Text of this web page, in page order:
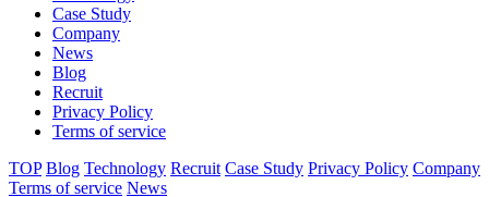
Case Study
Company
News
Blog
Recruit
Privacy Policy
Terms of service
TOP Blog Technology Recruit Case Study Privacy Policy Company
Terms of service News